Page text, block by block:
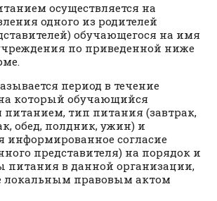
осуществляется на
одного из родителей
обучающегося на имя
по приведенной ниже
период в течение
на который обучающийся
питанием, тип питания (завтрак,
обед, полдник, ужин) и
информированное согласие
представителя) на порядок и
питания в данной организации,
локальным правовым актом